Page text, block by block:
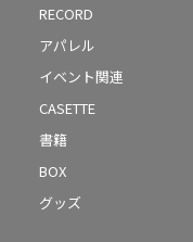
RECORD
アパレル
イベント関連
CASETTE
書籍
BOX
グッズ